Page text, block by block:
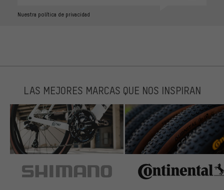
Nuestra política de privacidad
LAS MEJORES MARCAS QUE NOS INSPIRAN